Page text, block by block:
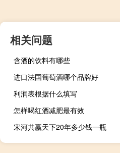
相关问题
含酒的饮料有哪些
进口法国葡萄酒哪个品牌好
利润表根据什么填写
怎样喝红酒减肥最有效
宋河共赢天下20年多少钱一瓶